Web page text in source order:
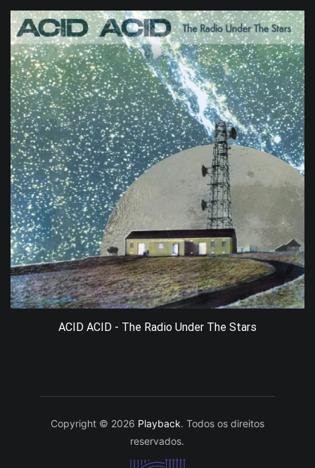
ACID ACID - The Radio Under The Stars
Copyright © 2026 Playback. Todos os direitos
reservados.